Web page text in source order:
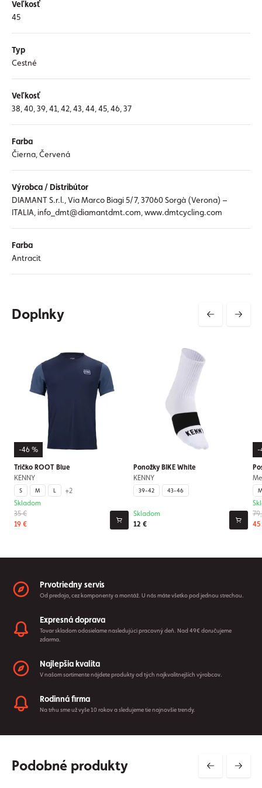
Veľkosť
45
Typ
Cestné
Veľkosť
38, 40, 39, 41, 42, 43, 44, 45, 46, 37
Farba
Čierna, Červená
Výrobca / Distribútor
DIAMANT S.r.l., Via Marco Biagi 5/7, 37060 Sorgà (Verona) –
ITALIA, info_dmt@diamantdmt.com, www.dmtcycling.com
Farba
Antracit
Doplnky
-46 %
Tričko ROOT Blue
KENNY
S M L +2
35 €
19 €
Skladom
Ponožky BIKE White
KENNY
39-42 43-46
12 €
Skladom
-
45
Prvotriedny servis
Od predaja, cez komponenty a montáž. U nás máte všetko pod jednou strechou.
Expresná doprava
Tovar skladom odosielame nasledujúci pracovný deň. Nad 49€ doručujeme
zdarma.
Najlepšia kvalita
V našom sortimente nájdete produkty od tých najkvalitnejších výrobcov.
Rodinná firma
Na trhu sme už vyše 10 rokov a sledujeme tie najnovšie trendy.
Podobné produkty